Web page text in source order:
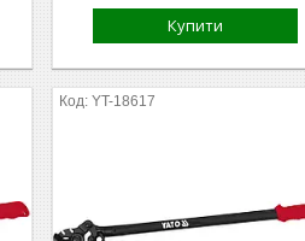
Купити
YT-18617